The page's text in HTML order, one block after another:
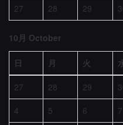
27
28 29
10月 October
日 月 火
27 28 29
4
5 6 7